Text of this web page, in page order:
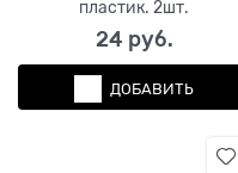
пластик. 2шт.
24 руб.
ДОБАВИТЬ